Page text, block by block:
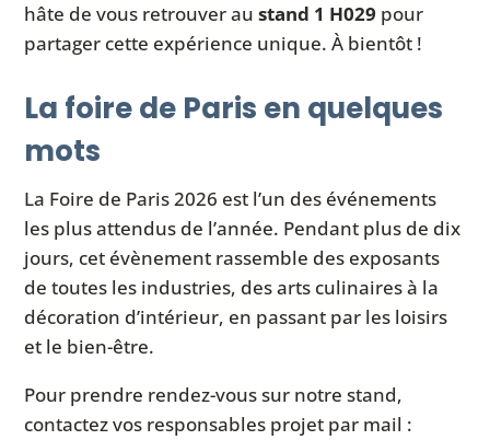
hâte de vous retrouver austand 1 H029 pour
partager cette expérience unique. À bientôt !
La foire de Paris en quelques
mots
La Foire de Paris 2026 est l’un des événements
les plus attendus de l’année. Pendant plus de dix
jours, cet évènement rassemble des exposants
de toutes les industries, des arts culinaires à la
décoration d’intérieur, en passant par les loisirs
et le bien-être.
Pour prendre rendez-vous sur notre stand,
contactez vos responsables projet par mail :